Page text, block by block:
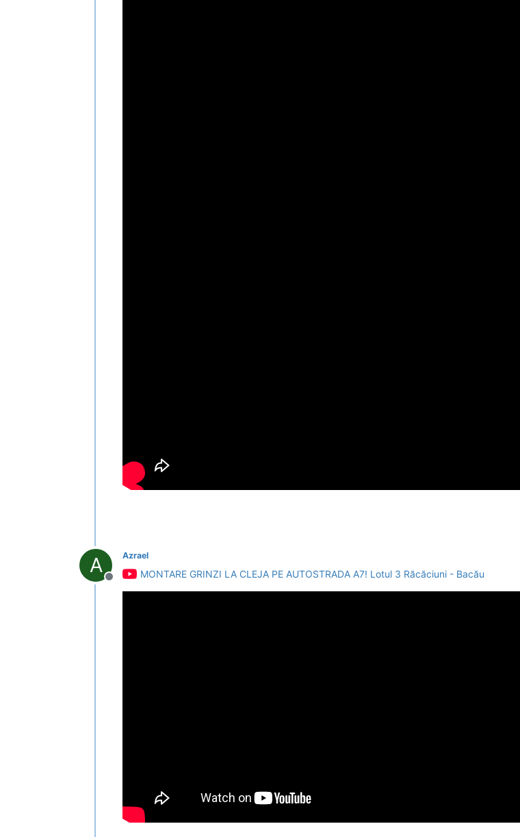
A
Deconectat
Azrael
MONTARE GRINZI LA CLEJA PE AUTOSTRADA A7! Lotul 3 Răcăciuni - Bacău